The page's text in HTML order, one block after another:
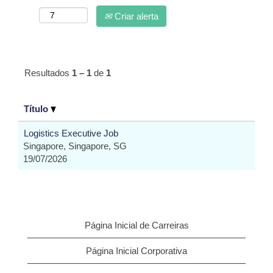
Criar alerta
Resultados 1 – 1 de 1
Título
Logistics Executive Job
Singapore, Singapore, SG
19/07/2026
Página Inicial de Carreiras
Página Inicial Corporativa